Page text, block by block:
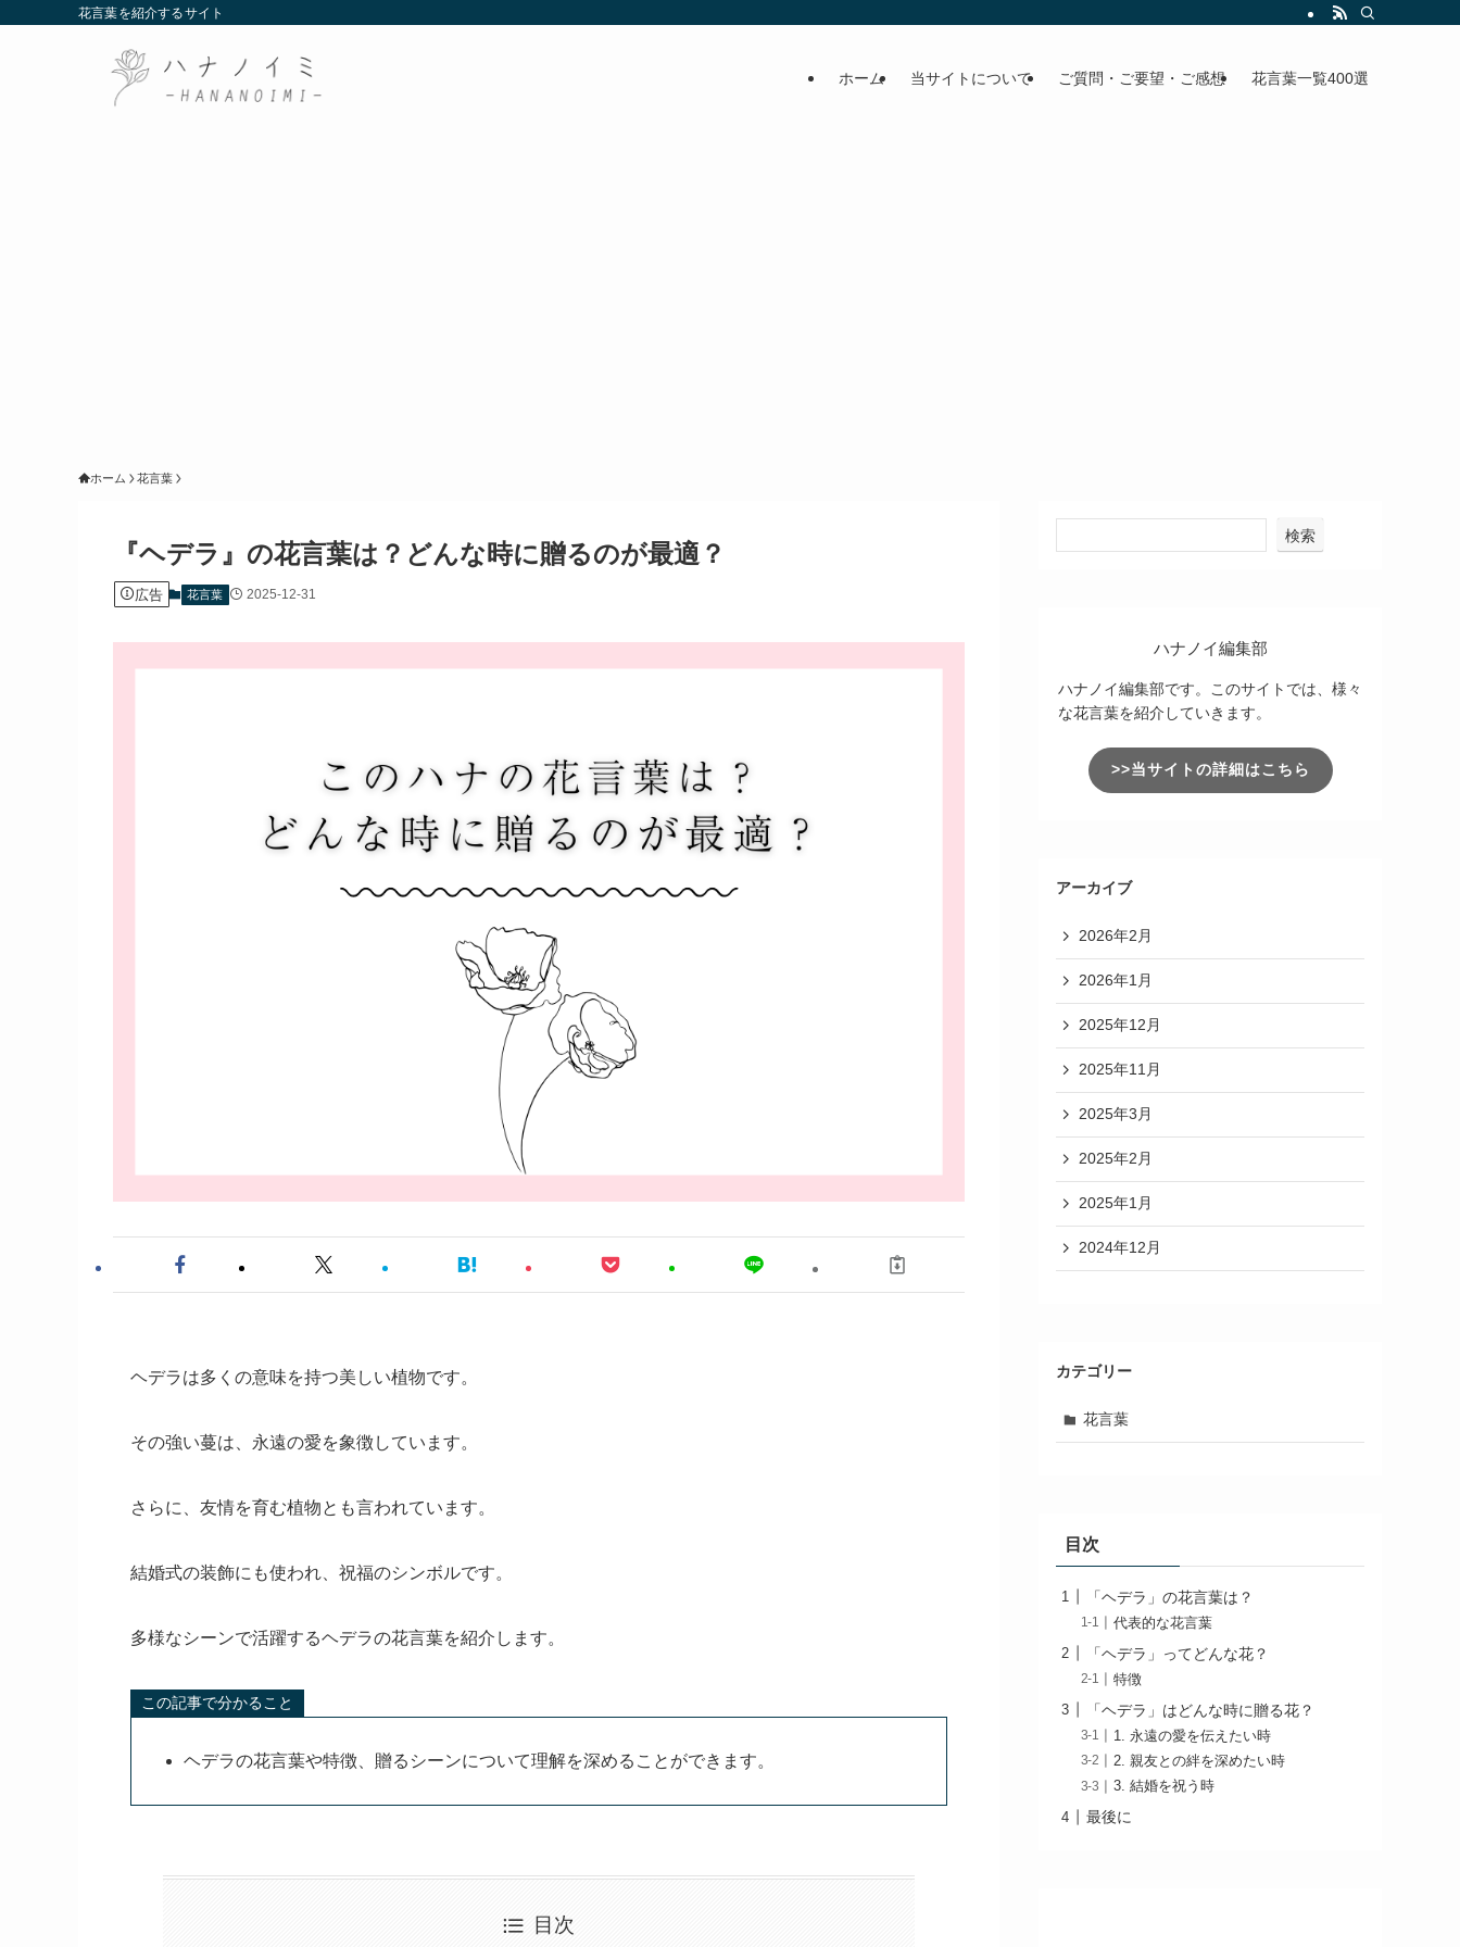
花言葉を紹介するサイト
ホーム 当サイトについて ご質問・ご要望・ご感想 花言葉一覧400選
ホーム 花言葉
『ヘデラ』の花言葉は？どんな時に贈るのが最適？
広告 花言葉 2025-12-31
ヘデラは多くの意味を持つ美しい植物です。
その強い蔓は、永遠の愛を象徴しています。
さらに、友情を育む植物とも言われています。
結婚式の装飾にも使われ、祝福のシンボルです。
多様なシーンで活躍するヘデラの花言葉を紹介します。
この記事で分かること
ヘデラの花言葉や特徴、贈るシーンについて理解を深めることができます。
目次
検索
ハナノイ編集部
ハナノイ編集部です。このサイトでは、様々
な花言葉を紹介していきます。
>>当サイトの詳細はこちら
アーカイブ
2026年2月
2026年1月
2025年12月
2025年11月
2025年3月
2025年2月
2025年1月
2024年12月
カテゴリー
花言葉
目次
「ヘデラ」の花言葉は？
代表的な花言葉
「ヘデラ」ってどんな花？
特徴
「ヘデラ」はどんな時に贈る花？
1. 永遠の愛を伝えたい時
2. 親友との絆を深めたい時
3. 結婚を祝う時
最後に